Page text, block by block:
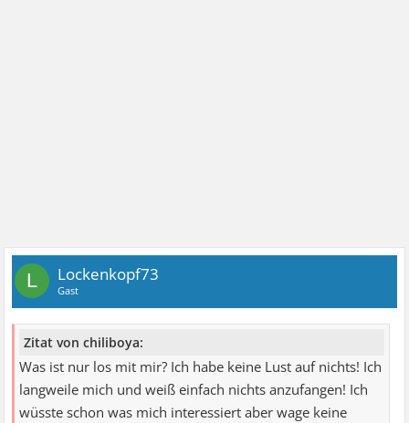
L Lockenkopf73
Gast
Zitat von chiliboya:
Was ist nur los mit mir? Ich habe keine Lust auf nichts! Ich
langweile mich und weiß einfach nichts anzufangen! Ich
wüsste schon was mich interessiert aber wage keine